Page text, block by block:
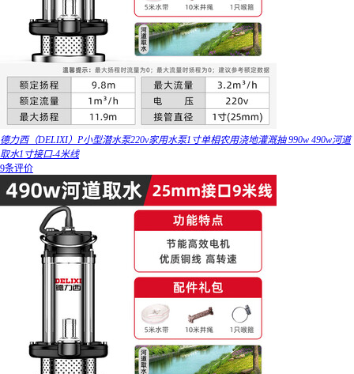
德力西（DELIXI）P小型潜水泵220v家用水泵1寸单相农用浇地灌溉抽 990w 490w河道
取水1寸接口-4米线
9条评价